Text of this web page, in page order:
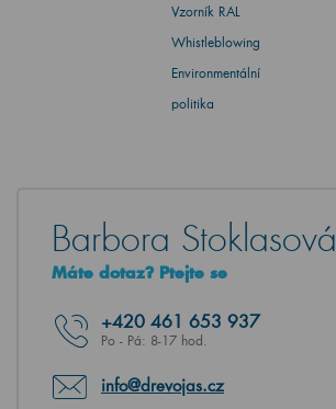
Vzorník RAL
Whistleblowing
Environmentální
politika
Barbora Stoklasová
Máte dotaz? Ptejte se
+420 461 653 937
Po - Pá: 8-17 hod.
info@drevojas.cz